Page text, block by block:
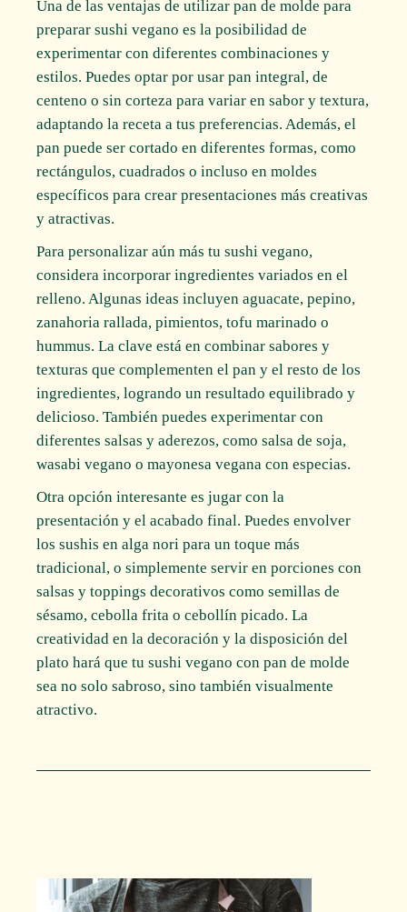
Una de las ventajas de utilizar pan de molde para
preparar sushi vegano es la posibilidad de
experimentar con diferentes combinaciones y
estilos. Puedes optar por usar pan integral, de
centeno o sin corteza para variar en sabor y textura,
adaptando la receta a tus preferencias. Además, el
pan puede ser cortado en diferentes formas, como
rectángulos, cuadrados o incluso en moldes
específicos para crear presentaciones más creativas
y atractivas.
Para personalizar aún más tu sushi vegano,
considera incorporar ingredientes variados en el
relleno. Algunas ideas incluyen aguacate, pepino,
zanahoria rallada, pimientos, tofu marinado o
hummus. La clave está en combinar sabores y
texturas que complementen el pan y el resto de los
ingredientes, logrando un resultado equilibrado y
delicioso. También puedes experimentar con
diferentes salsas y aderezos, como salsa de soja,
wasabi vegano o mayonesa vegana con especias.
Otra opción interesante es jugar con la
presentación y el acabado final. Puedes envolver
los sushis en alga nori para un toque más
tradicional, o simplemente servir en porciones con
salsas y toppings decorativos como semillas de
sésamo, cebolla frita o cebollín picado. La
creatividad en la decoración y la disposición del
plato hará que tu sushi vegano con pan de molde
sea no solo sabroso, sino también visualmente
atractivo.